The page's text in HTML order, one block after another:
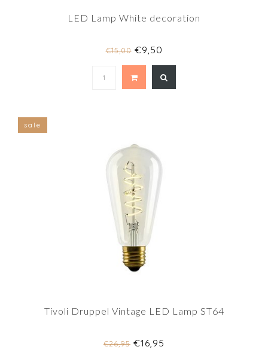
LED Lamp White decoration
€15,00€9,50
sale
Tivoli Druppel Vintage LED Lamp ST64
€26,95 €16,95